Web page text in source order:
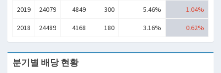
2019 24079 4849 300 5.46% 1.04%
2018 24489 4168 180 3.16% 0.62%
분기별 배당 현황